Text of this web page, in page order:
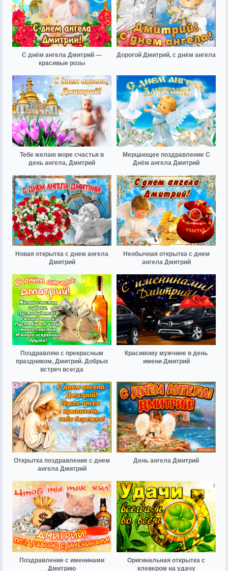
С днём ангела Дмитрий —
красивые розы
Дорогой Дмитрий, с днём ангела
Тебе желаю море счастья в
день ангела, Дмитрий
Мерцающее поздравление С
Днём ангела Дмитрий
Новая открытка с днем ангела
Дмитрий
Необычная открытка с днем
ангела Дмитрий
Поздравляю с прекрасным
праздником, Дмитрий. Добрых
встреч всегда
Красивому мужчине в день
имени Дмитрий
Открытка поздравление с днем
ангела Дмитрий
День ангела Дмитрий
Поздравление с именинами
Дмитрию
Оригинальная открытка с
клевером на удачу